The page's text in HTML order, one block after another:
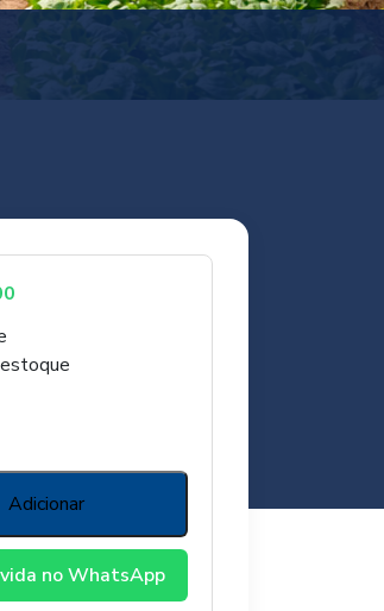
Adicionar
no WhatsApp